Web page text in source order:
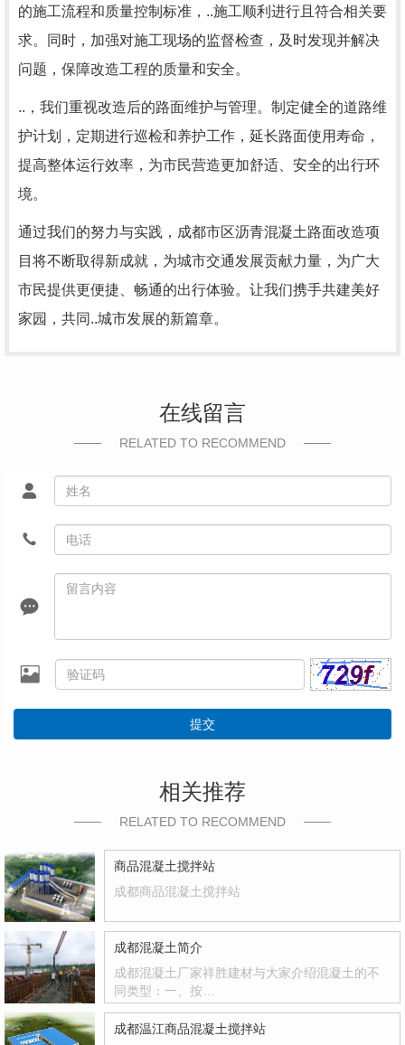
的施工流程和质量控制标准，..施工顺利进行且符合相关要
求。同时，加强对施工现场的监督检查，及时发现并解决
问题，保障改造工程的质量和安全。
..，我们重视改造后的路面维护与管理。制定健全的道路维
护计划，定期进行巡检和养护工作，延长路面使用寿命，
提高整体运行效率，为市民营造更加舒适、安全的出行环
境。
通过我们的努力与实践，成都市区沥青混凝土路面改造项
目将不断取得新成就，为城市交通发展贡献力量，为广大
市民提供更便捷、畅通的出行体验。让我们携手共建美好
家园，共同..城市发展的新篇章。
在线留言
RELATED TO RECOMMEND
提交
相关推荐
RELATED TO RECOMMEND
商品混凝土搅拌站
成都商品混凝土搅拌站
成都混凝土简介
成都混凝土厂家祥胜建材与大家介绍混凝土的不
同类型：一、按…
成都温江商品混凝土搅拌站